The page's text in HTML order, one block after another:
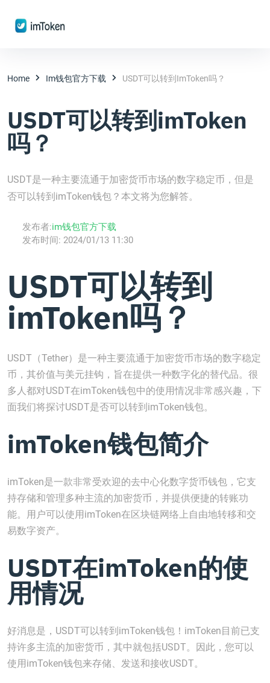
Home Im钱包官方下载 USDT可以转到imToken吗？
USDT可以转到imToken
吗？
USDT是一种主要流通于加密货币市场的数字稳定币，但是
否可以转到imToken钱包？本文将为您解答。
发布者:im钱包官方下载
发布时间: 2024/01/13 11:30
USDT可以转到
imToken吗？
USDT（Tether）是一种主要流通于加密货币市场的数字稳定
币，其价值与美元挂钩，旨在提供一种数字化的替代品。很
多人都对USDT在imToken钱包中的使用情况非常感兴趣，下
面我们将探讨USDT是否可以转到imToken钱包。
imToken钱包简介
imToken是一款非常受欢迎的去中心化数字货币钱包，它支
持存储和管理多种主流的加密货币，并提供便捷的转账功
能。用户可以使用imToken在区块链网络上自由地转移和交
易数字资产。
USDT在imToken的使
用情况
好消息是，USDT可以转到imToken钱包！imToken目前已支
持许多主流的加密货币，其中就包括USDT。因此，您可以
使用imToken钱包来存储、发送和接收USDT。